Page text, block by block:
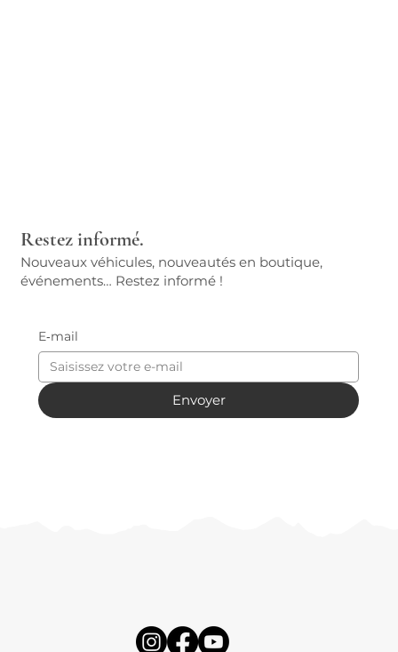
Restez informé.
Nouveaux véhicules, nouveautés en boutique,
événements… Restez informé !
E‑mail
Envoyer